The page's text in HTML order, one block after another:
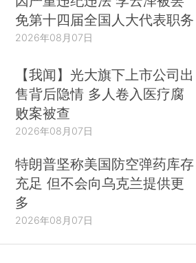
免第十四届全国人大代表职务
2026年08月07日
【我闻】光大旗下上市公司出
售背后隐情 多人卷入医疗腐
败案被查
2026年08月07日
特朗普坚称美国防空弹药库存
充足 但不会向乌克兰提供更
多
2026年08月07日